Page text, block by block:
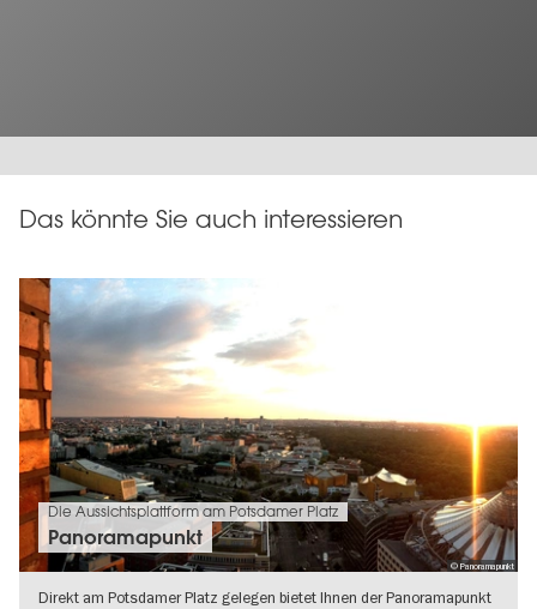
Das könnte Sie auch interessieren
© Panoramapunkt
Die Aussichtsplattform am Potsdamer Platz
Panoramapunkt
Direkt am Potsdamer Platz gelegen bietet Ihnen der Panoramapunkt